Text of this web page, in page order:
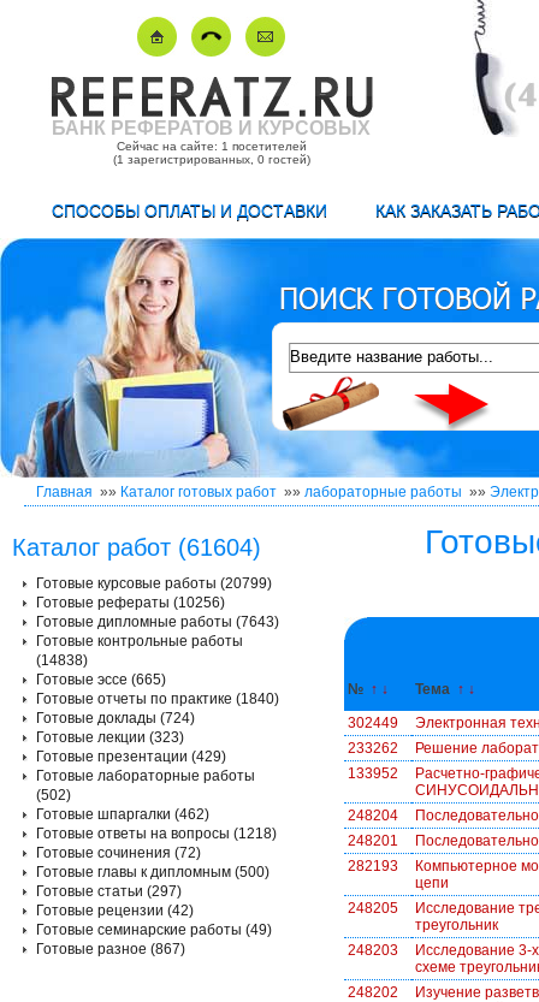
БАНК РЕФЕРАТОВ И КУРСОВЫХ
Сейчас на сайте: 1 посетителей
(1 зарегистрированных, 0 гостей)
СПОСОБЫ ОПЛАТЫ И ДОСТАВКИ КАК ЗАКАЗАТЬ
Главная »» Каталог готовых работ »» лабораторные работы »»
№ ↑ ↓ Тема ↑ ↓
302449
Электронная
233262
Решение
133952
Расчетно-
248204
248201
282193
Компьютерное
цепи
248205
Исследование
треугольник
248203
Исследование 3-
схеме
248202
Изучение
Каталог работ (61604)
Готовые курсовые работы (20799)
Готовые рефераты (10256)
Готовые дипломные работы (7643)
Готовые контрольные работы
(14838)
Готовые эссе (665)
Готовые отчеты по практике (1840)
Готовые доклады (724)
Готовые лекции (323)
Готовые презентации (429)
Готовые лабораторные работы
(502)
Готовые шпаргалки (462)
Готовые ответы на вопросы (1218)
Готовые сочинения (72)
Готовые главы к дипломным (500)
Готовые статьи (297)
Готовые рецензии (42)
Готовые семинарские работы (49)
Готовые разное (867)